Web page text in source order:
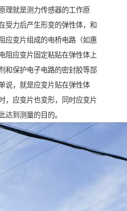
理就是测力传感器的工作原
受力后产生形变的弹性体，和
应变片组成的电桥电路（如惠
阻应变片固定粘贴在弹性体上
和保护电子电路的密封胶等部
说，就是应变片贴在弹性体
，应变片也变形，同时应变片
达到测量的目的。